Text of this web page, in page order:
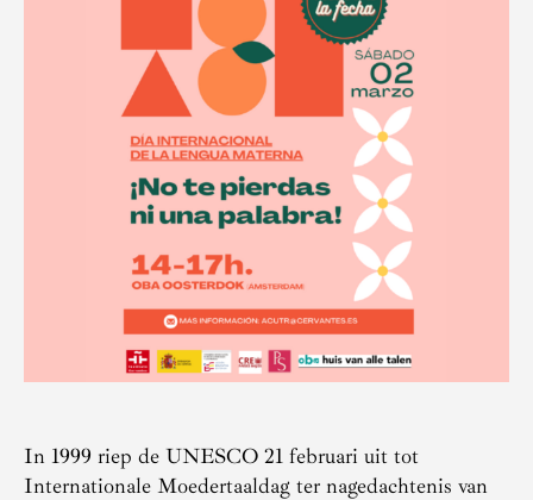
In 1999 riep de UNESCO 21 februari uit tot
Internationale Moedertaaldag ter nagedachtenis van